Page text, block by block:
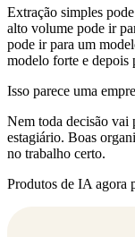
Extração simples
alto volume pode ir
pode ir para um
modelo forte e depois
Isso parece uma
Nem toda decisão vai
estagiário. Boas
no trabalho certo.
Produtos de IA agora